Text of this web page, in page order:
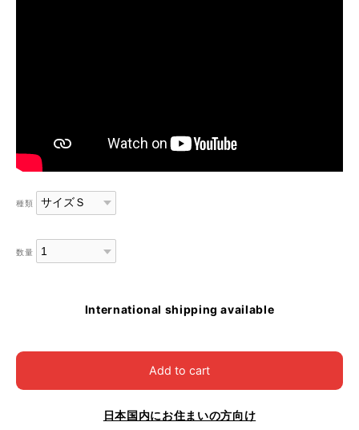
種類
数量
International shipping available
Add to cart
日本国内にお住まいの方向け